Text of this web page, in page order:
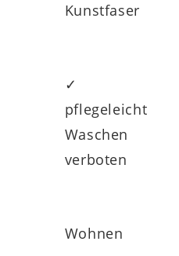
Kunstfaser
✓
pflegeleicht
Waschen
verboten
Wohnen